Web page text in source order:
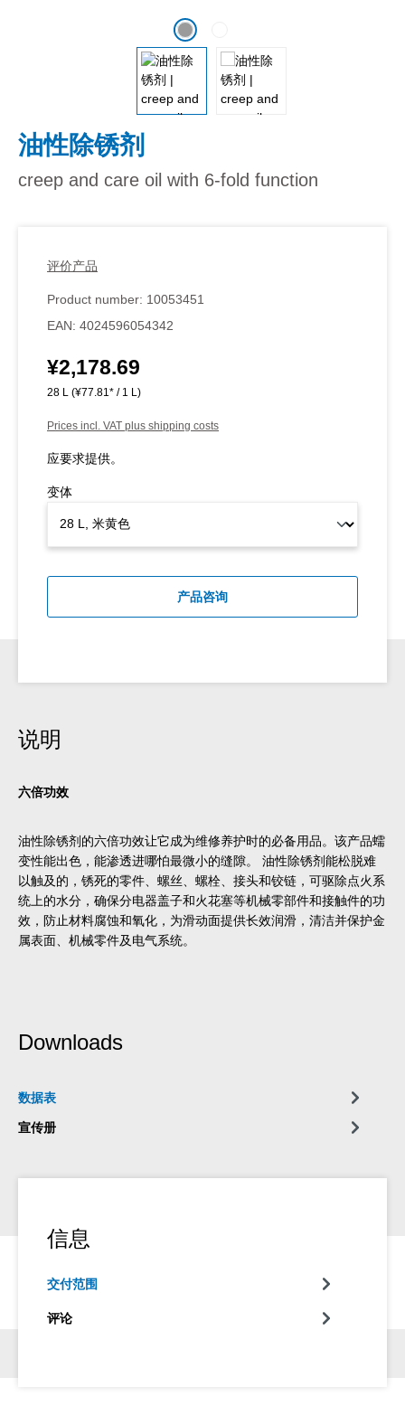
油性除锈剂
creep and care oil with 6-fold function
评价产品
Product number: 10053451
EAN: 4024596054342
Regular price:
¥2,178.69
28 L (¥77.81* / 1 L)
Prices incl. VAT plus shipping costs
应要求提供。
变体
产品咨询
说明
六倍功效
油性除锈剂的六倍功效让它成为维修养护时的必备用品。该产品蠕
变性能出色，能渗透进哪怕最微小的缝隙。 油性除锈剂能松脱难
以触及的，锈死的零件、螺丝、螺栓、接头和铰链，可驱除点火系
统上的水分，确保分电器盖子和火花塞等机械零部件和接触件的功
效，防止材料腐蚀和氧化，为滑动面提供长效润滑，清洁并保护金
属表面、机械零件及电气系统。
Downloads
数据表
宣传册
信息
交付范围
评论